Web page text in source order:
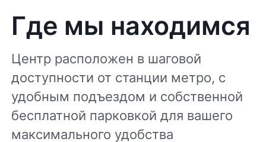
Где мы находимся
Центр расположен в шаговой
доступности от станции метро, с
удобным подъездом и собственной
бесплатной парковкой для вашего
максимального удобства